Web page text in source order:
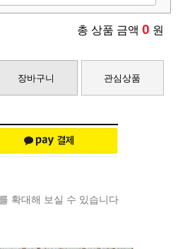
총 상품 금액 0 원
장바구니 관심상품
확대해 보실 수 있습니다